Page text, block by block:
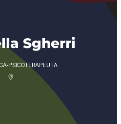
Sgherri
PSICOTERAPEUTA